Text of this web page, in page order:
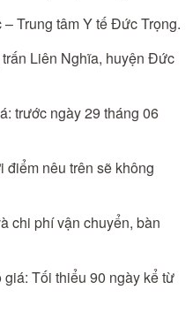
Trung tâm Y tế Đức Trọng.
Liên Nghĩa, huyện Đức
trước ngày 29 tháng 06
nêu trên sẽ không
chi phí vận chuyển, bàn
Tối thiểu 90 ngày kể từ